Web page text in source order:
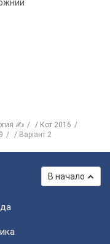
✍
Кот 2016
Варіант 2
В начало